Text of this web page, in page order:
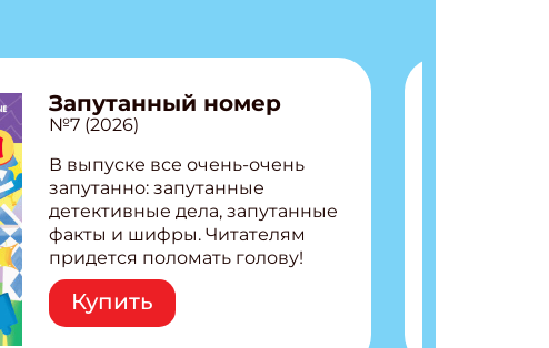
Запутанный номер
№7 (2026)
В выпуске все очень-очень
запутанно: запутанные
детективные дела, запутанные
факты и шифры. Читателям
придется поломать голову!
Внутри: Шифры и
расшифровки Плетем
запутанные поделки
Купить